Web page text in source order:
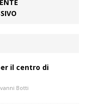
il centro di
Botti